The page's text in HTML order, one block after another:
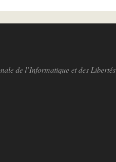
de l’Informatique et des Libertés